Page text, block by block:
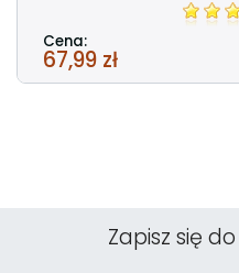
Cena:
67,99 zł
Zapisz się